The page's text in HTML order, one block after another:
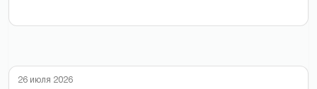
26 июля 2026